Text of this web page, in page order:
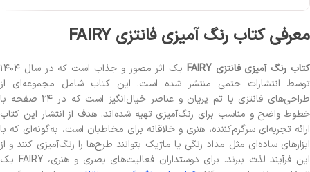
معرفی کتاب رنگ آمیزی فانتزی FAIRY
کتاب رنگ آمیزی فانتزی FAIRY
یک اثر مصور و جذاب است که در سال ۱۴۰۴
توسط انتشارات حتمی منتشر شده است. این کتاب شامل مجموعه‌ای از
طراحی‌های فانتزی با تم پریان و عناصر خیال‌انگیز است که در ۲۴ صفحه با
خطوط واضح و مناسب برای رنگ‌آمیزی تهیه شده‌اند. هدف از انتشار این کتاب
ارائه تجربه‌ای سرگرم‌کننده، هنری و خلاقانه برای مخاطبان است، به‌گونه‌ای که با
ابزارهای ساده‌ای مثل مداد رنگی یا ماژیک بتوانند طرح‌ها را رنگ‌آمیزی کنند و از
این فرآیند لذت ببرند. برای دوستداران فعالیت‌های بصری و هنری، FAIRY یک